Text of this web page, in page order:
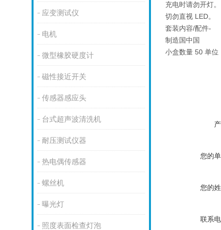
应变测试仪
电机
微型橡胶硬度计
磁性接近开关
传感器感应头
台式超声波清洗机
耐压测试仪器
热电偶传感器
螺丝机
曝光灯
照度表面检查灯泡
充电时请勿开灯。
切勿直视 LED。
套装内容/配件-
制造国中国
小盒数量 50 单位
您的
您的
联系